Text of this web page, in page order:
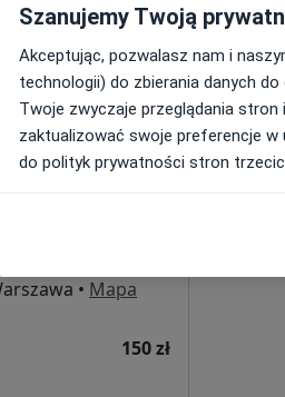
350 zł
Kokoszka
opinii
• Mapa
150 zł
6
Szanujemy Twoją
Akceptując, pozwalasz nam i
technologii) do zbierania danych
Twoje zwyczaje przeglądania
zaktualizować swoje preferencje w
do polityk prywatności stron